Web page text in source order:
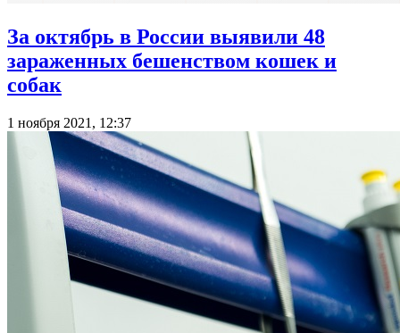
За октябрь в России выявили 48
зараженных бешенством кошек и
собак
1 ноября 2021, 12:37